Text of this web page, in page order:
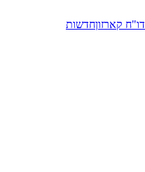
דו"ח קארזוןחדשות